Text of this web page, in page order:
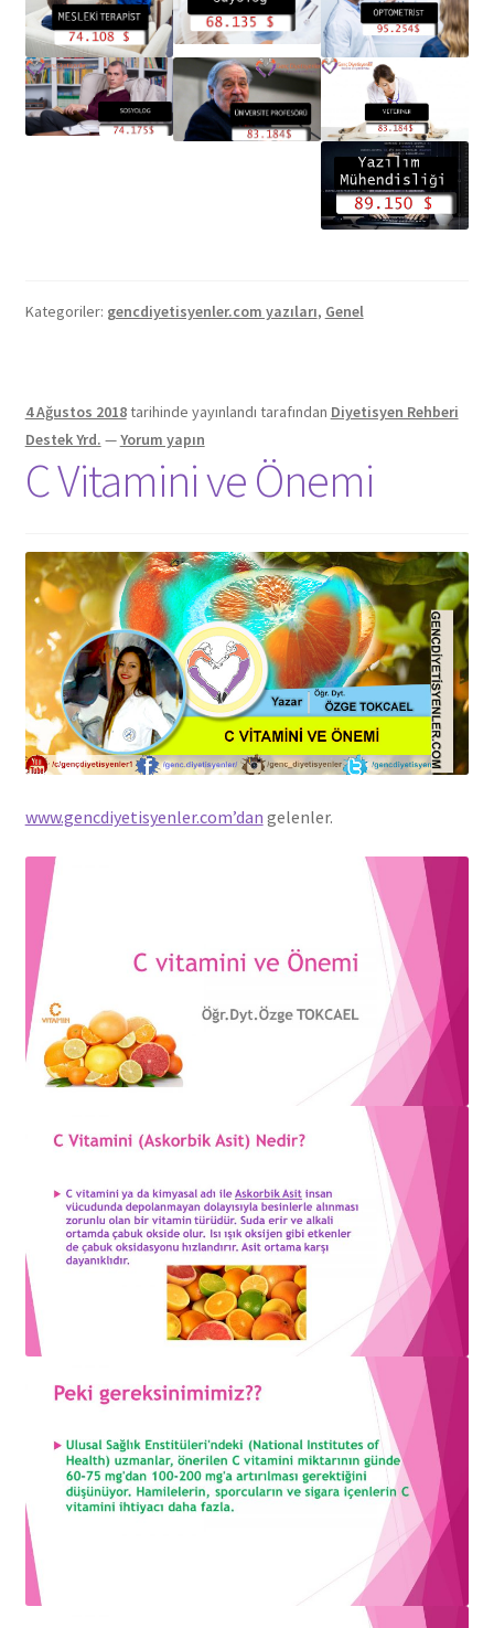
Kategoriler: gencdiyetisyenler.com yazıları, Genel
4 Ağustos 2018tarihinde yayınlandı tarafından Diyetisyen Rehberi
Destek Yrd. —Yorum yapın
C Vitamini ve Önemi
www.gencdiyetisyenler.com’dan gelenler.